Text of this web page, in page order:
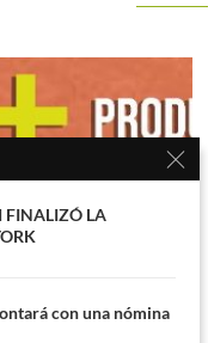
EL TELÓN DE 2015
FINALIZÓ LA
con una nómina